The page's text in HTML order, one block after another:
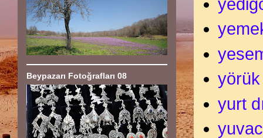
yurt
Beypazarı Fotoğrafları 08